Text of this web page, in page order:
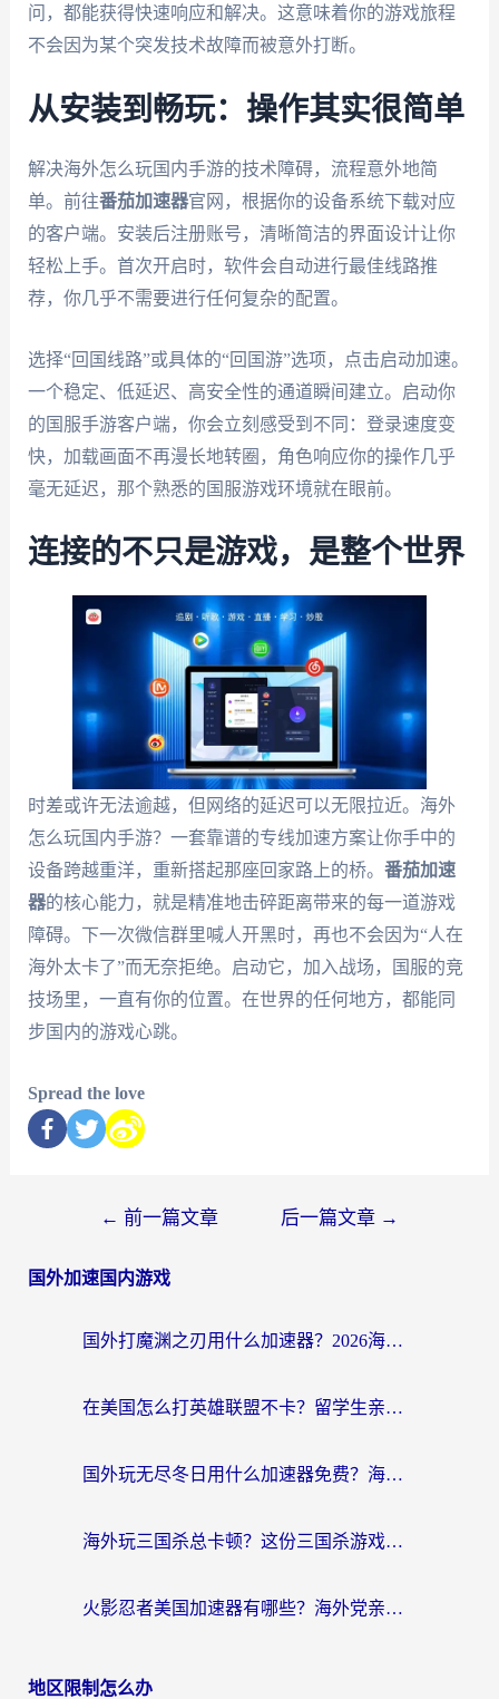
问，都能获得快速响应和解决。这意味着你的游戏旅程
不会因为某个突发技术故障而被意外打断。
从安装到畅玩：操作其实很简单
解决海外怎么玩国内手游的技术障碍，流程意外地简
单。前往番茄加速器官网，根据你的设备系统下载对应
的客户端。安装后注册账号，清晰简洁的界面设计让你
轻松上手。首次开启时，软件会自动进行最佳线路推
荐，你几乎不需要进行任何复杂的配置。
选择“回国线路”或具体的“回国游”选项，点击启动加速。
一个稳定、低延迟、高安全性的通道瞬间建立。启动你
的国服手游客户端，你会立刻感受到不同：登录速度变
快，加载画面不再漫长地转圈，角色响应你的操作几乎
毫无延迟，那个熟悉的国服游戏环境就在眼前。
连接的不只是游戏，是整个世界
时差或许无法逾越，但网络的延迟可以无限拉近。海外
怎么玩国内手游？一套靠谱的专线加速方案让你手中的
设备跨越重洋，重新搭起那座回家路上的桥。 番茄加速
器的核心能力，就是精准地击碎距离带来的每一道游戏
障碍。下一次微信群里喊人开黑时，再也不会因为“人在
海外太卡了”而无奈拒绝。启动它，加入战场，国服的竞
技场里，一直有你的位置。在世界的任何地方，都能同
步国内的游戏心跳。
Spread the love
← 前一篇文章 后一篇文章 →
国外加速国内游戏
国外打魔渊之刃用什么加速器？2026海外玩家国服游戏加速全攻略（附闪耀暖暖&复苏的魔女避坑指南）
在美国怎么打英雄联盟不卡？留学生亲测的国服游戏加速全攻略
国外玩无尽冬日用什么加速器免费？海外党国服游戏加速避坑指南
海外玩三国杀总卡顿？这份三国杀游戏加速器指南帮你告别延迟烦恼
火影忍者美国加速器有哪些？海外党亲测的国服游戏加速全攻略（含菲律宾玩三国之刃守望黎明技巧）
地区限制怎么办